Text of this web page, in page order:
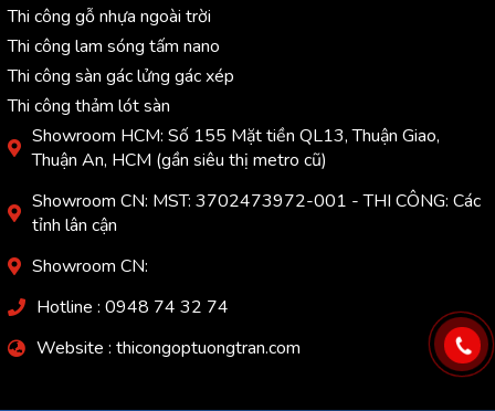
Thi công gỗ nhựa ngoài trời
Thi công lam sóng tấm nano
Thi công sàn gác lửng gác xép
Thi công thảm lót sàn
Showroom HCM: Số 155 Mặt tiền QL13, Thuận Giao,
Thuận An, HCM (gần siêu thị metro cũ)
Showroom CN: MST: 3702473972-001 - THI CÔNG: Các
tỉnh lân cận
Showroom CN:
Hotline : 0948 74 32 74
Website : thicongoptuongtran.com